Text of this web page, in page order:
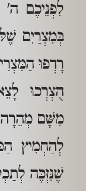
לִפְנֵיכֶם
בְּמִצְרַיִם
רָדְפוּ
הֻצְרְכוּ
מִשָּׁם
לְהַחְמִיץ
שֶׁנִּזְכֶּה